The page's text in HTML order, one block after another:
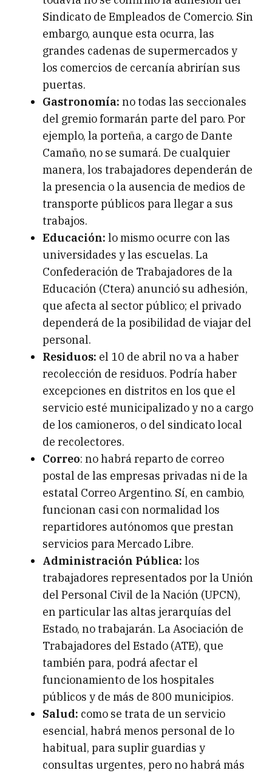
Sindicato de Empleados de Comercio. Sin
embargo, aunque esta ocurra, las
grandes cadenas de supermercados y
los comercios de cercanía abrirían sus
puertas.
Gastronomía: no todas las seccionales
del gremio formarán parte del paro. Por
ejemplo, la porteña, a cargo de Dante
Camaño, no se sumará. De cualquier
manera, los trabajadores dependerán de
la presencia o la ausencia de medios de
transporte públicos para llegar a sus
trabajos.
Educación: lo mismo ocurre con las
universidades y las escuelas. La
Confederación de Trabajadores de la
Educación (Ctera) anunció su adhesión,
que afecta al sector público; el privado
dependerá de la posibilidad de viajar del
personal.
Residuos: el 10 de abril no va a haber
recolección de residuos. Podría haber
excepciones en distritos en los que el
servicio esté municipalizado y no a cargo
de los camioneros, o del sindicato local
de recolectores.
Correo: no habrá reparto de correo
postal de las empresas privadas ni de la
estatal Correo Argentino. Sí, en cambio,
funcionan casi con normalidad los
repartidores autónomos que prestan
servicios para Mercado Libre.
Administración Pública: los
trabajadores representados por la Unión
del Personal Civil de la Nación (UPCN),
en particular las altas jerarquías del
Estado, no trabajarán. La Asociación de
Trabajadores del Estado (ATE), que
también para, podrá afectar el
funcionamiento de los hospitales
públicos y de más de 800 municipios.
Salud: como se trata de un servicio
esencial, habrá menos personal de lo
habitual, para suplir guardias y
consultas urgentes, pero no habrá más